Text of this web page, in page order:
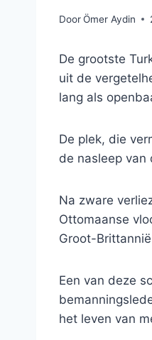
DoorÖmer Aydin
De grootste
uit de
lang als
De plek, die
de nasleep van
Na zware
Ottomaanse
Groot-
Een van deze
het leven van